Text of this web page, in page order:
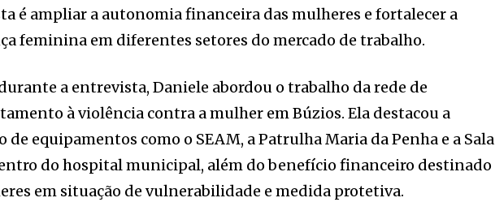
é ampliar a autonomia financeira das mulheres e fortalecer a
feminina em diferentes setores do mercado de trabalho.
a entrevista, Daniele abordou o trabalho da rede de
à violência contra a mulher em Búzios. Ela destacou a
de equipamentos como o SEAM, a Patrulha Maria da Penha e a Sala
do hospital municipal, além do benefício financeiro destinado
em situação de vulnerabilidade e medida protetiva.